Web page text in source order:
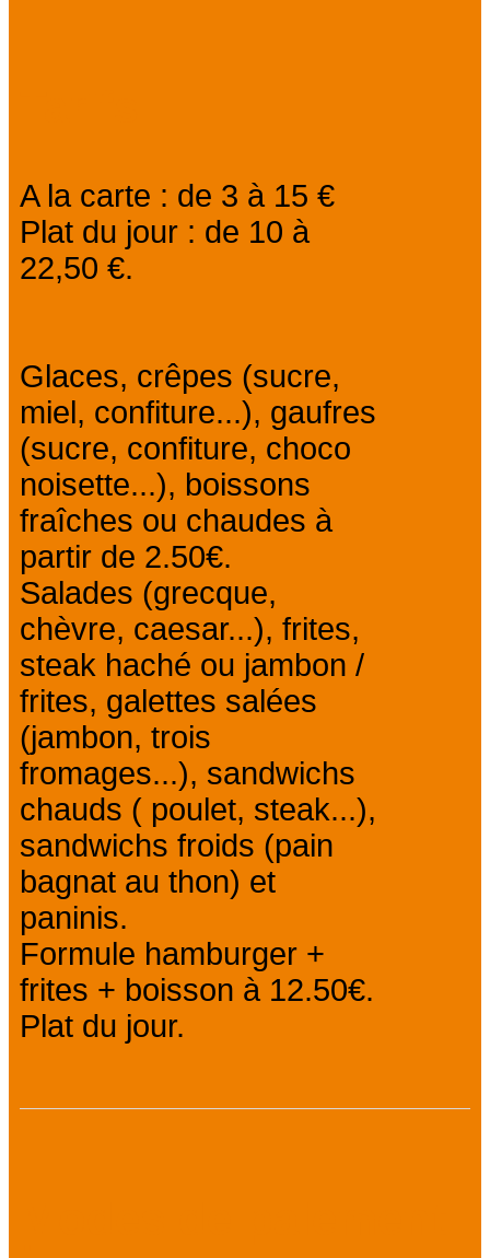
A la carte : de 3 à 15 €
Plat du jour : de 10 à
22,50 €.
Glaces, crêpes (sucre,
miel, confiture...), gaufres
(sucre, confiture, choco
noisette...), boissons
fraîches ou chaudes à
partir de 2.50€.
Salades (grecque,
chèvre, caesar...), frites,
steak haché ou jambon /
frites, galettes salées
(jambon, trois
fromages...), sandwichs
chauds ( poulet, steak...),
sandwichs froids (pain
bagnat au thon) et
paninis.
Formule hamburger +
frites + boisson à 12.50€.
Plat du jour.